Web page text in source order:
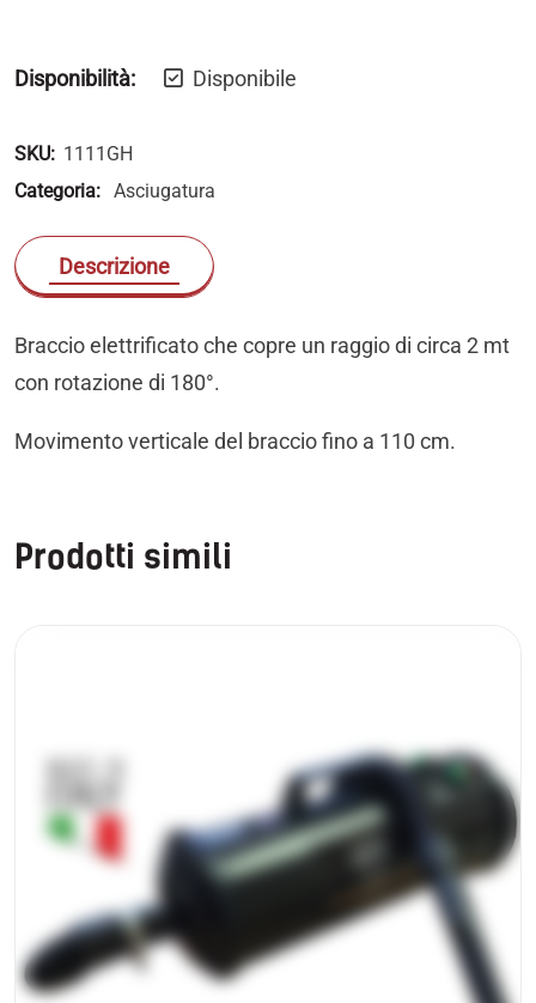
Disponibilità: Disponibile
SKU: 1111GH
Categoria: Asciugatura
Descrizione
Braccio elettrificato che copre un raggio di circa 2 mt
con rotazione di 180°.
Movimento verticale del braccio fino a 110 cm.
Prodotti simili